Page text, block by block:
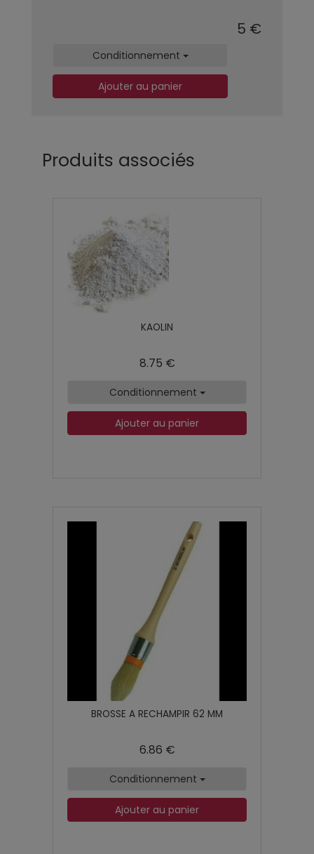
5 €
Conditionnement
Ajouter au panier
Produits associés
KAOLIN
8.75 €
Conditionnement
Ajouter au panier
BROSSE A RECHAMPIR 62 MM
6.86 €
Conditionnement
Ajouter au panier